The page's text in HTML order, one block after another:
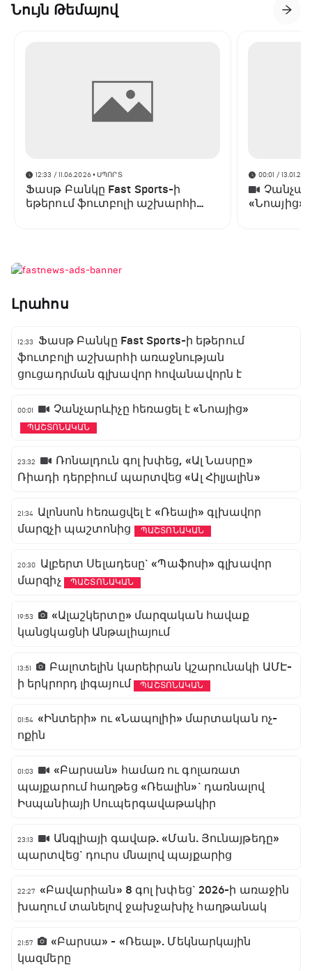
Նույն Թեմայով
12:33 / 11.06.2026• ՍՊՈՐՏ
Ֆասթ Բանկը Fast Sports-ի
եթերում ֆուտբոլի աշխարհի
00:01 /
«Նոայից»
Լրահոս
12:33
Ֆասթ Բանկը Fast Sports-ի եթերում
ֆուտբոլի աշխարհի առաջնության
ցուցադրման գլխավոր հովանավորն է
00:01 Չանչարևիչը հեռացել է «Նոայից»
ՊԱՇՏՈՆԱԿԱՆ
23:32
Ռոնալդուն գոլ խփեց, «Ալ Նասրը»
Ռիադի դերբիում պարտվեց «Ալ Հիլյալին»
21:34 Ալոնսոն հեռացվել է «Ռեալի» գլխավոր
մարզչի պաշտոնից
ՊԱՇՏՈՆԱԿԱՆ
20:30
Ալբերտ Սելադեսը` «Պաֆոսի» գլխավոր
մարզիչ
ՊԱՇՏՈՆԱԿԱՆ
19:53
«Ալաշկերտը» մարզական հավաք
կանցկացնի Անթալիայում
13:51
Բալոտելին կարեիրան կշարունակի ԱՄԷ-
ի երկրորդ լիգայում
ՊԱՇՏՈՆԱԿԱՆ
01:54 «Ինտերի» ու «Նապոլիի» մարտական ոչ-
ոքին
01:03
«Բարսան» համառ ու գոլառատ
պայքարում հաղթեց «Ռեալին»` դառնալով
Իսպանիայի Սուպերգավաթակիր
23:13
Անգլիայի գավաթ. «Ման. Յունայթեդը»
պարտվեց` դուրս մնալով պայքարից
22:27 «Բավարիան» 8 գոլ խփեց` 2026-ի առաջին
խաղում տանելով ջախջախիչ հաղթանակ
21:57
«Բարսա» - «Ռեալ». Մեկնարկային
կազմերը